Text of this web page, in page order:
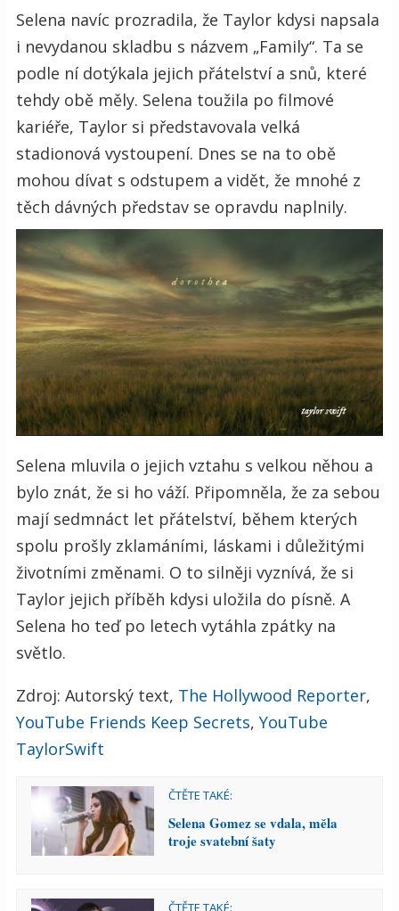
Selena navíc prozradila, že Taylor kdysi napsala
i nevydanou skladbu s názvem „Family“. Ta se
podle ní dotýkala jejich přátelství a snů, které
tehdy obě měly. Selena toužila po filmové
kariéře, Taylor si představovala velká
stadionová vystoupení. Dnes se na to obě
mohou dívat s odstupem a vidět, že mnohé z
těch dávných představ se opravdu naplnily.
Selena mluvila o jejich vztahu s velkou něhou a
bylo znát, že si ho váží. Připomněla, že za sebou
mají sedmnáct let přátelství, během kterých
spolu prošly zklamáními, láskami i důležitými
životními změnami. O to silněji vyznívá, že si
Taylor jejich příběh kdysi uložila do písně. A
Selena ho teď po letech vytáhla zpátky na
světlo.
Zdroj: Autorský text, The Hollywood Reporter,
YouTube Friends Keep Secrets, YouTube
TaylorSwift
ČTĚTE TAKÉ:
Selena Gomez se vdala, měla
troje svatební šaty
ČTĚTE TAKÉ: